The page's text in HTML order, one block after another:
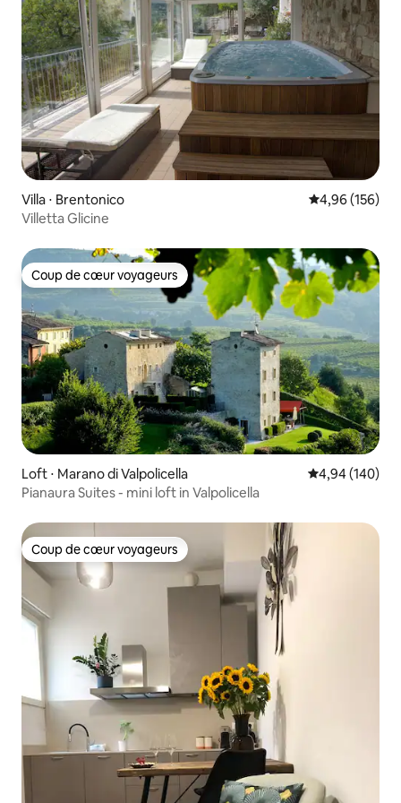
Villa ⋅ Brentonico Évaluation
4,96 (156)
Villetta Glicine
Coup de cœur voyageurs
Coup de cœur voyageurs
Loft ⋅ Marano di Valpolicella Évaluation
4,94 (140)
Pianaura Suites - mini loft in Valpolicella
Coup de cœur voyageurs
Coup de cœur voyageurs